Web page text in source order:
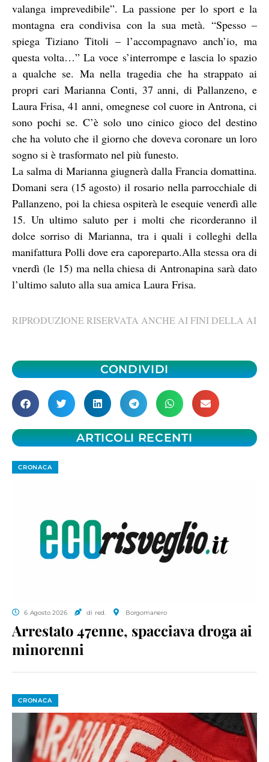
valanga imprevedibile”. La passione per lo sport e la
montagna era condivisa con la sua metà. “Spesso –
spiega Tiziano Titoli – l’accompagnavo anch’io, ma
questa volta…” La voce s’interrompe e lascia lo spazio
a qualche se. Ma nella tragedia che ha strappato ai
propri cari Marianna Conti, 37 anni, di Pallanzeno, e
Laura Frisa, 41 anni, omegnese col cuore in Antrona, ci
sono pochi se. C’è solo uno cinico gioco del destino
che ha voluto che il giorno che doveva coronare un loro
sogno si è trasformato nel più funesto.
La salma di Marianna giugnerà dalla Francia domattina.
Domani sera (15 agosto) il rosario nella parrocchiale di
Pallanzeno, poi la chiesa ospiterà le esequie venerdì alle
15. Un ultimo saluto per i molti che ricorderanno il
dolce sorriso di Marianna, tra i quali i colleghi della
manifattura Polli dove era caporeparto.Alla stessa ora di
vnerdì (le 15) ma nella chiesa di Antronapina sarà dato
l’ultimo saluto alla sua amica Laura Frisa.
RIPRODUZIONE RISERVATA ANCHE AI FINI DELLA AI
CONDIVIDI
ARTICOLI RECENTI
CRONACA
6 Agosto 2026 di red. Borgomanero
Arrestato 47enne, spacciava droga ai
minorenni
CRONACA